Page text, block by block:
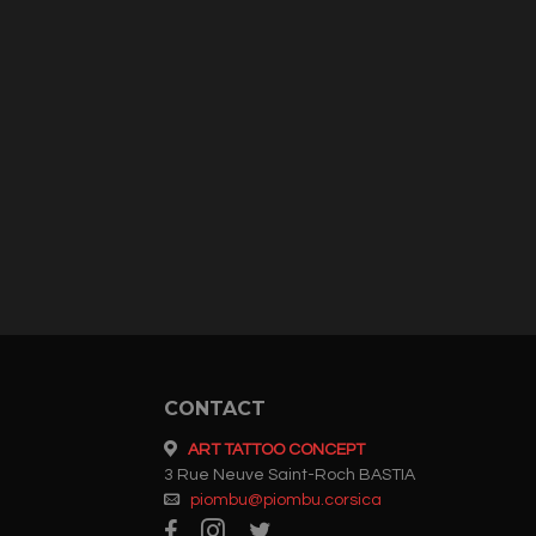
CONTACT
ART TATTOO CONCEPT
3 Rue Neuve Saint-Roch BASTIA
piombu@piombu.corsica